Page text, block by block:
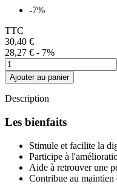
-7%
TTC
30,40 €
28,27 € - 7%
Ajouter au panier
Description
Les bienfaits
Stimule et facilite la
Participe à
Aide à retrouver une
Contribue au maintien